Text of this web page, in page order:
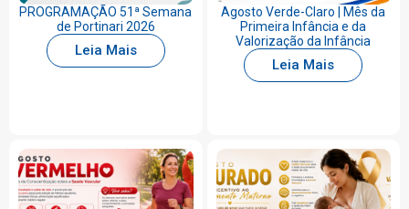
PROGRAMAÇÃO 51ª Semana
de Portinari 2026
Leia Mais
Agosto Verde-Claro | Mês da
Primeira Infância e da
Valorização da Infância
Leia Mais